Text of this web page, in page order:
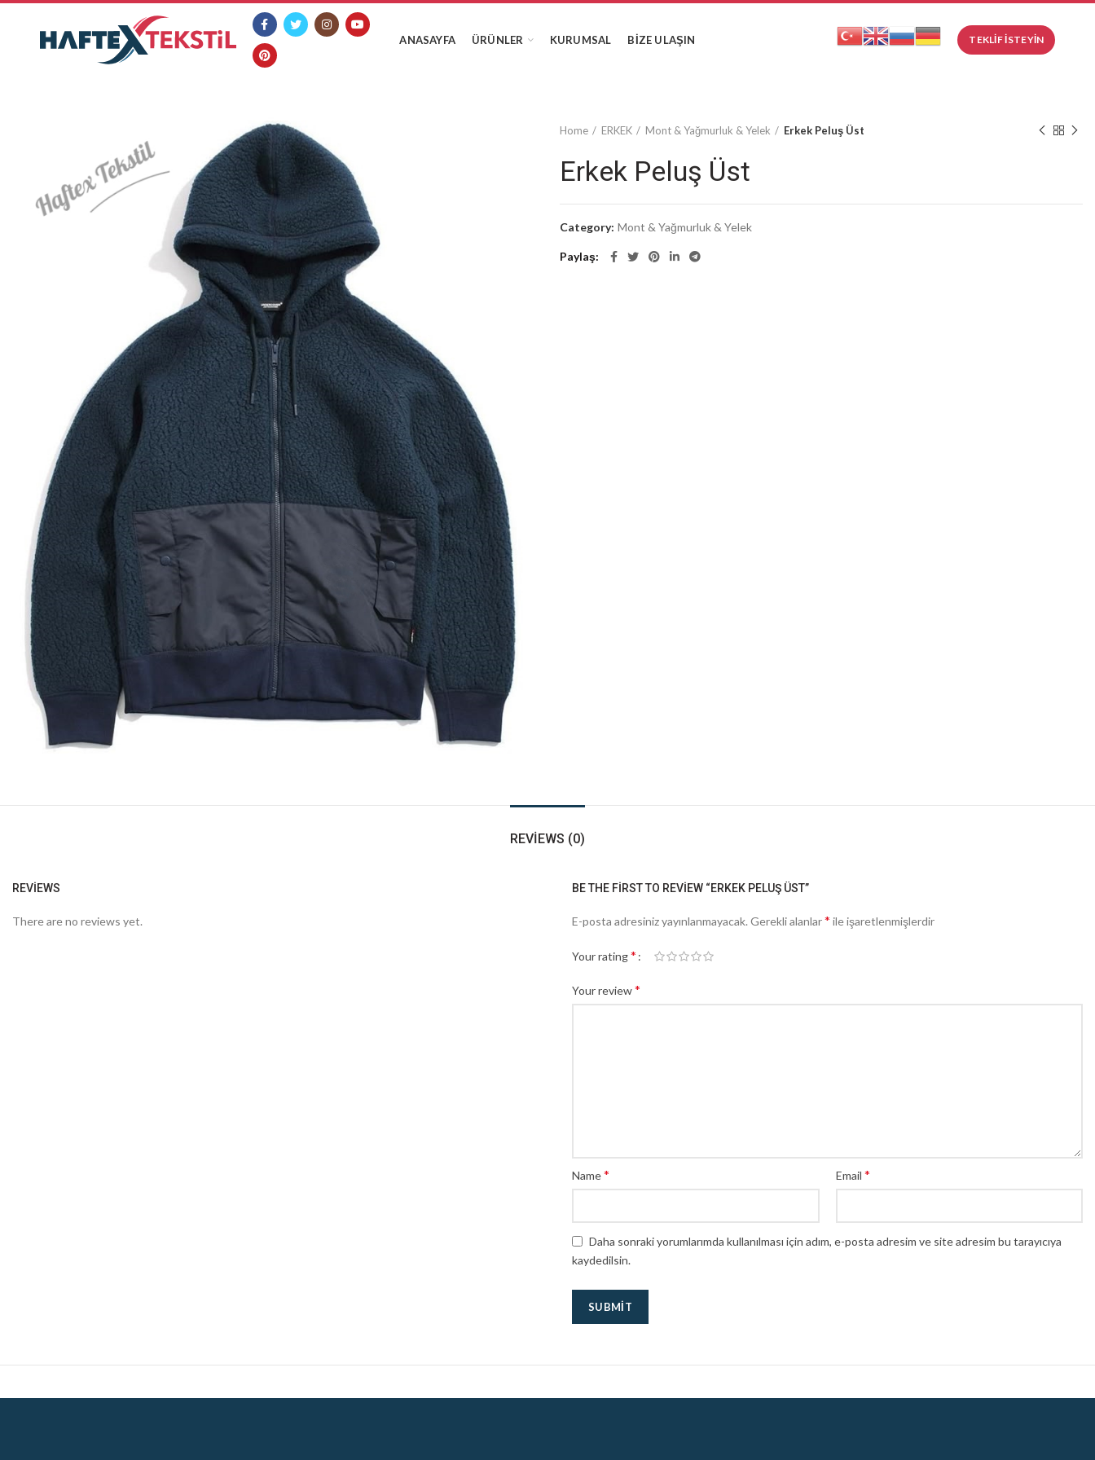
ANASAYFA ÜRÜNLER KURUMSAL BIZE ULAŞIN TEKLIF İSTEYIN
Home ERKEK Mont & Yağmurluk & Yelek Erkek Peluş Üst
Erkek Peluş Üst
Category: Mont & Yağmurluk & Yelek
Paylaş
REVIEWS (0)
REVIEWS
There are no reviews yet.
BE THE FIRST TO REVIEW “ERKEK PELUŞ ÜST”
E-posta adresiniz yayınlanmayacak. Gerekli alanlar* ile işaretlenmişlerdir
Your rating*
Your review*
Name* Email *
Daha sonraki yorumlarımda kullanılması için adım, e-posta adresim ve site adresim bu tarayıcıya
kaydedilsin.